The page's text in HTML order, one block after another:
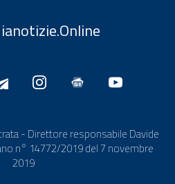
- Direttore responsabile Davide
n° 14772/2019 del 7 novembre
2019